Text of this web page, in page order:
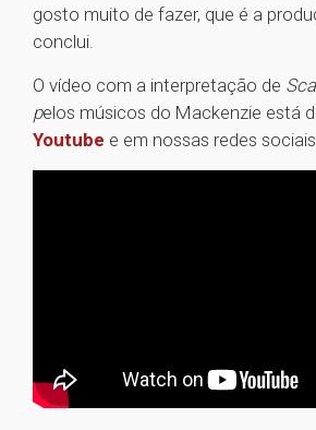
gosto muito de fazer, que é a
conclui.
O vídeo com a interpretação de
pelos músicos do Mackenzie está
Youtube e em nossas redes